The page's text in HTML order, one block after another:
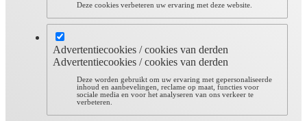
Deze cookies verbeteren uw ervaring met deze website.
Advertentiecookies / cookies van derden
Advertentiecookies / cookies van derden
Deze worden gebruikt om uw ervaring met gepersonaliseerde
inhoud en aanbevelingen, reclame op maat, functies voor
sociale media en voor het analyseren van ons verkeer te
verbeteren.